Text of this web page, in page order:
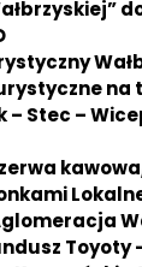
na
– Stec –